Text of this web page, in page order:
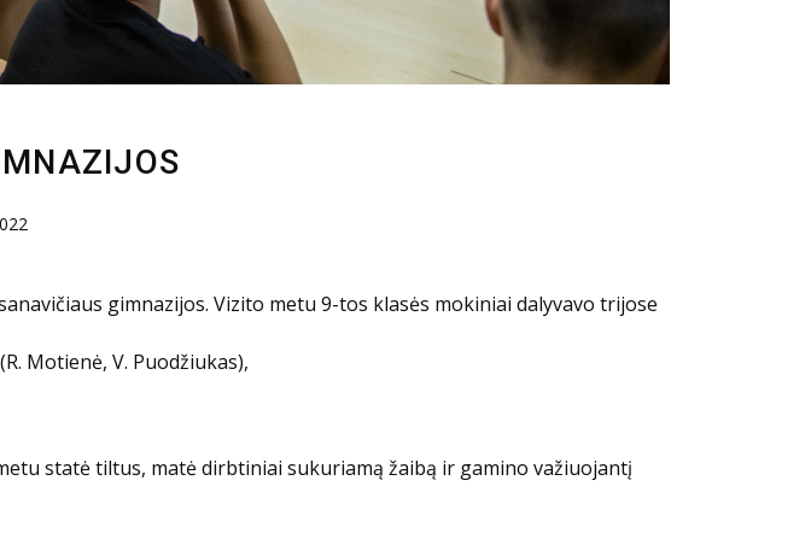
gimnazijos. Vizito metu 9-tos klasės mokiniai dalyvavo trijose
Motienė, V. Puodžiukas),
statė tiltus, matė dirbtiniai sukuriamą žaibą ir gamino važiuojantį